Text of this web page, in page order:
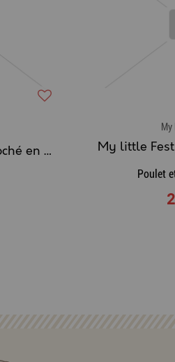
My little Festin - Éffiloché en Bouillon pour Chaton POULET & ALOE VERA
Poulet